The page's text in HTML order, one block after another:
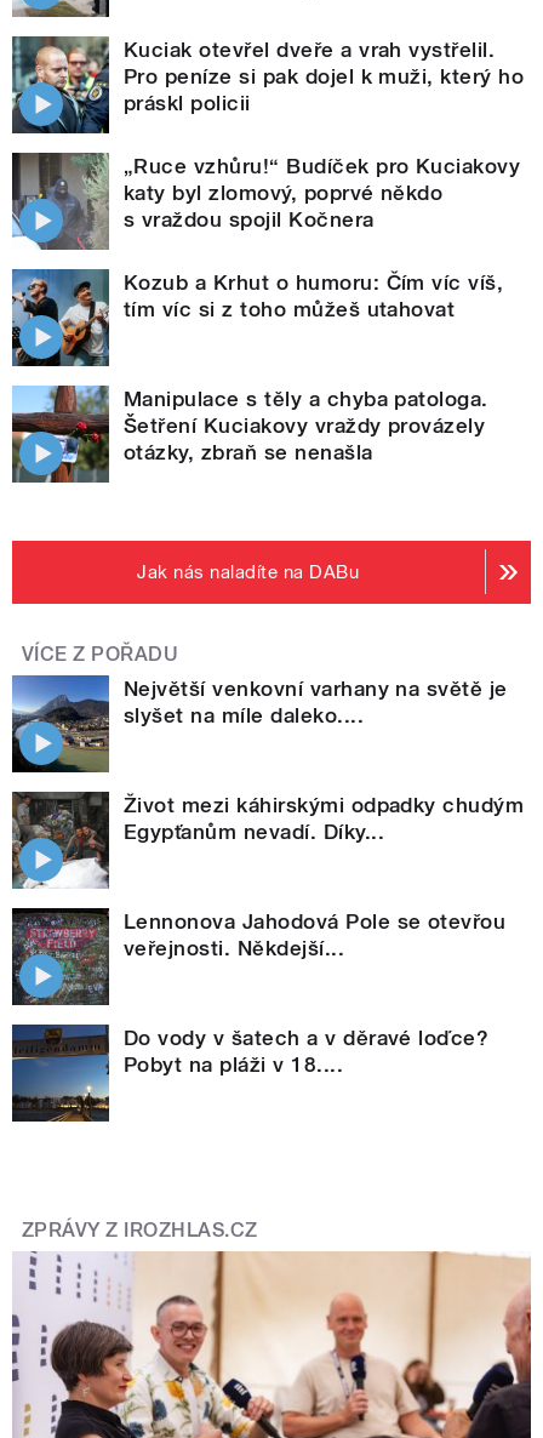
Kuciak otevřel dveře a vrah vystřelil.
Pro peníze si pak dojel k muži, který ho
práskl policii
„Ruce vzhůru!“ Budíček pro Kuciakovy
katy byl zlomový, poprvé někdo
s vraždou spojil Kočnera
Kozub a Krhut o humoru: Čím víc víš,
tím víc si z toho můžeš utahovat
Manipulace s těly a chyba patologa.
Šetření Kuciakovy vraždy provázely
otázky, zbraň se nenašla
Jak nás naladíte na DABu
VÍCE Z POŘADU
Největší venkovní varhany na světě je
slyšet na míle daleko....
Život mezi káhirskými odpadky chudým
Egypťanům nevadí. Díky...
Lennonova Jahodová Pole se otevřou
veřejnosti. Někdejší...
Do vody v šatech a v děravé loďce?
Pobyt na pláži v 18....
ZPRÁVY Z IROZHLAS.CZ